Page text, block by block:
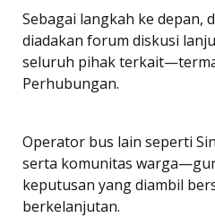
Sebagai langkah ke depan,
diadakan forum diskusi
seluruh pihak
Perhubungan.
Operator bus lain seperti
serta komunitas
keputusan yang diambil
berkelanjutan.